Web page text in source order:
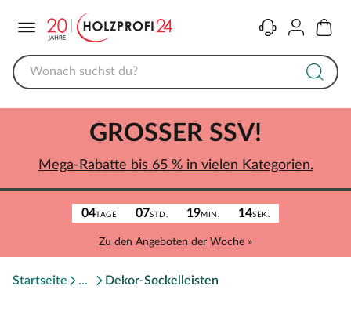
KontaktKonto
04TAGE 07STD. 19MIN. 14SEK.
Zu den Angeboten der Woche »
GROSSER SSV!
Mega-Rabatte bis 65 % in vielen Kategorien.
Startseite Dekor-Sockelleisten